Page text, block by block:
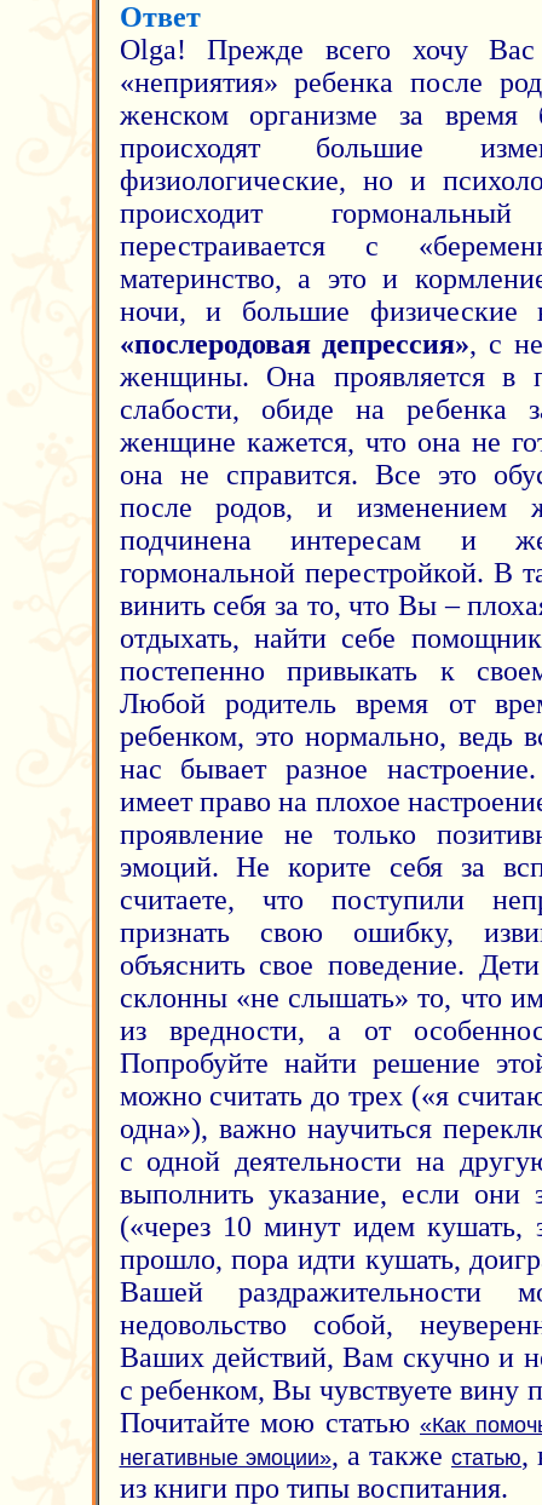
Ответ
Olga! Прежде всего хочу
«неприятия» ребенка после
женском организме за время
происходят большие
физиологические, но и
происходит
перестраивается с
материнство, а это и
ночи, и большие физические
«послеродовая депрессия», с
женщины. Она проявляется в
слабости, обиде на ребенка
женщине кажется, что она не
она не справится. Все это
после родов, и изменением
подчинена интересам и
гормональной перестройкой. В
винить себя за то, что Вы –
отдыхать, найти себе
постепенно привыкать к
Любой родитель время от
ребенком, это нормально,
нас бывает разное
имеет право на плохое
проявление не только
эмоций. Не корите себя за
считаете, что поступили
признать свою ошибку,
объяснить свое поведение.
склонны «не слышать» то, что
из вредности, а от
Попробуйте найти решение
можно считать до трех («я
одна»), важно научиться
с одной деятельности на
выполнить указание, если они
(«через 10 минут идем кушать,
прошло, пора идти кушать,
Вашей раздражительности
недовольство собой,
Ваших действий, Вам скучно и
с ребенком, Вы чувствуете вину
Почитайте мою статью «Как
негативные эмоции», а также статью,
из книги про типы воспитания.